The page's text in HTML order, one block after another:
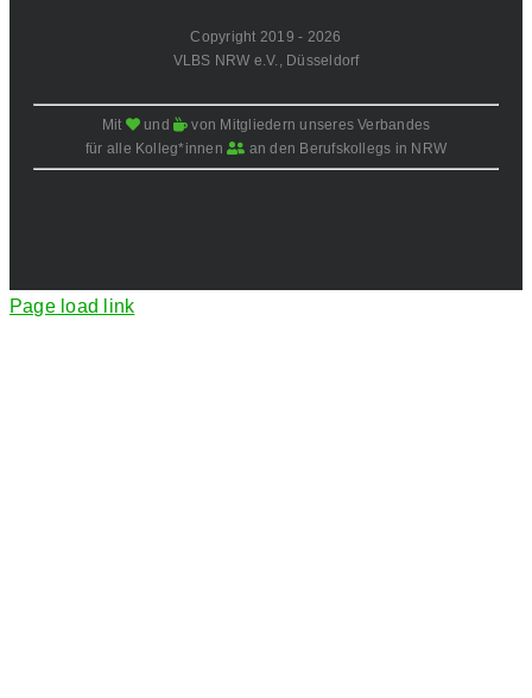
Copyright 2019 - 2026
VLBS NRW e.V., Düsseldorf
Mit und
von Mitgliedern unseres Verbandes
für alle Kolleg*innen
an den Berufskollegs in NRW
Page load link